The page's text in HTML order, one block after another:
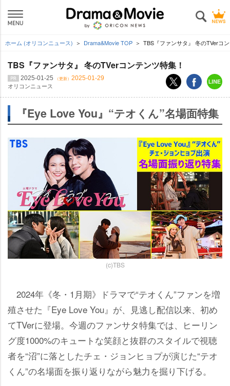
ホーム (オリコンニュース) Drama&Movie TOP TBS『ファンサタ』 冬のTVerコ
TBS『ファンサタ』 冬のTVerコンテンツ特集！
2025-01-25 （更新） 2025-01-29
オリコンニュース
『Eye Love You』“テオくん”名場面特集
(c)TBS
2024年《冬・1月期》ドラマで“テオくん”ファンを増
殖させた『Eye Love You』が、見逃し配信以来、初め
てTVerに登場。今週のファンサタ特集では、ヒーリン
グ度1000%のキュートな笑顔と抜群のスタイルで視聴
者を“沼”に落としたチェ・ジョンヒョプが演じた“テオ
くん”の名場面を振り返りながら魅力を掘り下げる。